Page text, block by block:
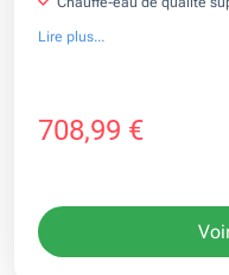
Lire plus...
708,99 €